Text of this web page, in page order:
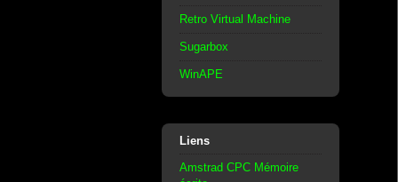
Retro Virtual Machine
Sugarbox
WinAPE
Liens
Amstrad CPC Mémoire